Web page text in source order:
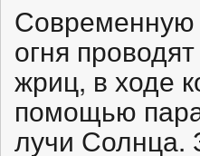
Современную
огня
жриц, в ходе
помощью
лучи Солнца.